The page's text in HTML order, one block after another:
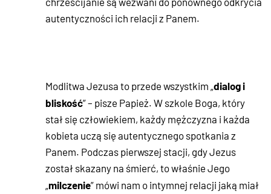
autentyczności ich relacji z Panem.
Modlitwa Jezusa to przede wszystkim „dialog i
bliskość” – pisze Papież. W szkole Boga, który
stał się człowiekiem, każdy mężczyzna i każda
kobieta uczą się autentycznego spotkania z
Panem. Podczas pierwszej stacji, gdy Jezus
został skazany na śmierć, to właśnie Jego
„milczenie” mówi nam o intymnej relacji jaką miał